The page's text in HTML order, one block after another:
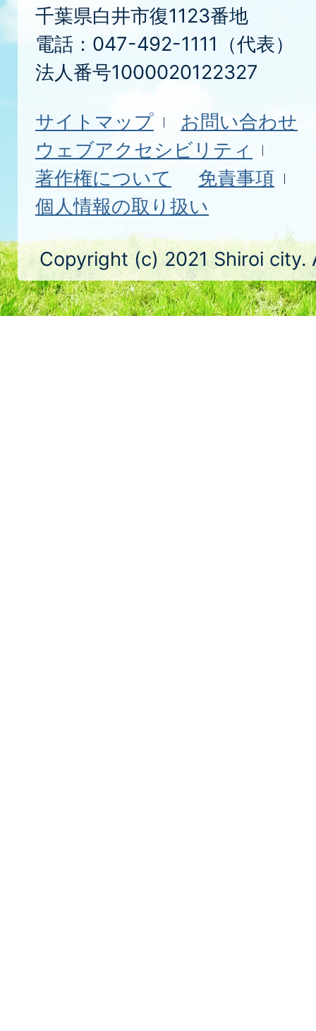
千葉県白井市復1123番地
電話：047-492-1111（代表）
法人番号1000020122327
サイトマップ
お問い合わせ
ウェブアクセシビリティ
著作権について
免責事項
個人情報の取り扱い
Copyright (c) 2021 Shiroi city.